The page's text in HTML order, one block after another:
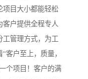
项目大小都能轻松
客户提供全程专人
工管理方式，为工
客户至上，质量，
个项目！客户的满